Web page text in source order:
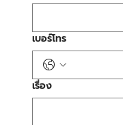
เบอร์โทร
เรื่อง